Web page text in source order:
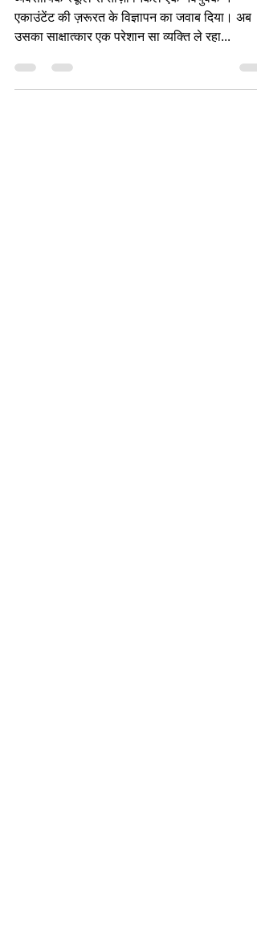
मेरे लिए चिन्ता करे।
एकाउंटेंट की ज़रूरत के विज्ञापन का जवाब दिया। अब
उसका साक्षात्कार एक परेशान सा व्यक्ति ले रहा...